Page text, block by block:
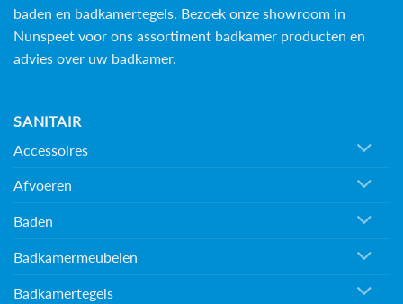
baden en badkamertegels. Bezoek onze showroom in
Nunspeet voor ons assortiment badkamer producten en
advies over uw badkamer.
SANITAIR
Accessoires
Afvoeren
Baden
Badkamermeubelen
Badkamertegels